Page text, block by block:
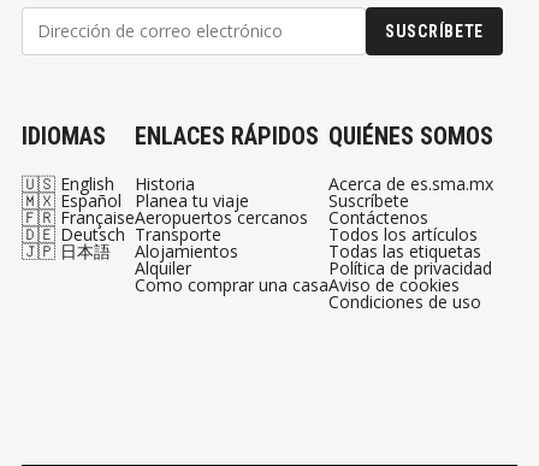
SUSCRÍBETE
IDIOMAS
🇺🇸 English
🇲🇽 Español
🇫🇷 Française
🇩🇪 Deutsch
🇯🇵 日本語
ENLACES RÁPIDOS
Historia
Planea tu viaje
Aeropuertos cercanos
Transporte
Alojamientos
Alquiler
Como comprar una casa
QUIÉNES SOMOS
Acerca de es.sma.mx
Suscríbete
Contáctenos
Todos los artículos
Todas las etiquetas
Política de privacidad
Aviso de cookies
Condiciones de uso